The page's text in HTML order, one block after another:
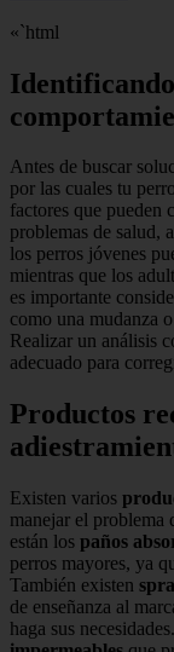
«`html
Antes de buscar
por las cuales tu
factores que pueden
problemas de salud,
los perros jóvenes
mientras que los
es importante
como una mudanza
Realizar un análisis
adecuado para
Productos
Existen varios
manejar el problema
están los paños
perros mayores, ya
También existen
de enseñanza al
haga sus